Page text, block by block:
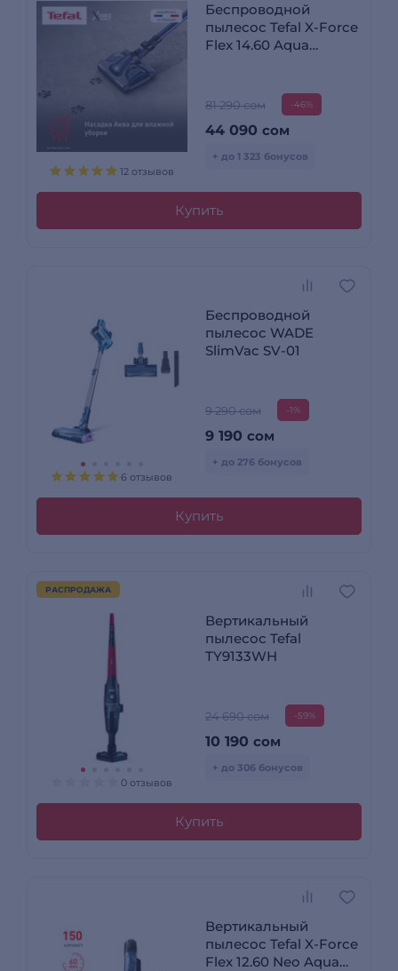
12 отзывов
Беспроводной
пылесос Tefal X-Force
Flex 14.60 Aqua
81 290 сом -46%
44 090 сом
+ до 1 323 бонусов
Купить
6 отзывов
Беспроводной
пылесос WADE
SlimVac SV-01
9 290 сом -1%
9 190 сом
+ до 276 бонусов
Купить
РАСПРОДАЖА
0 отзывов
Вертикальный
пылесос Tefal
TY9133WH
24 690 сом -59%
10 190 сом
+ до 306 бонусов
Купить
Вертикальный
пылесос Tefal X-Force
Flex 12.60 Neo Aqua